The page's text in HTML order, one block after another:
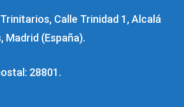
Calle Trinidad 1, Alcalá
Madrid (España).
28801.